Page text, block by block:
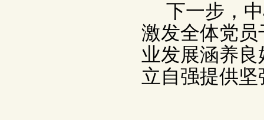
下一步，
激发全体党
业发展涵养
立自强提供